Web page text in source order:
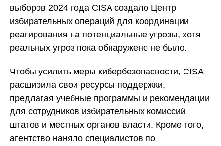
выборов 2024 года CISA создало Центр
избирательных операций для координации
реагирования на потенциальные угрозы, хотя
реальных угроз пока обнаружено не было.
Чтобы усилить меры кибербезопасности, CISA
расширила свои ресурсы поддержки,
предлагая учебные программы и рекомендации
для сотрудников избирательных комиссий
штатов и местных органов власти. Кроме того,
агентство наняло специалистов по